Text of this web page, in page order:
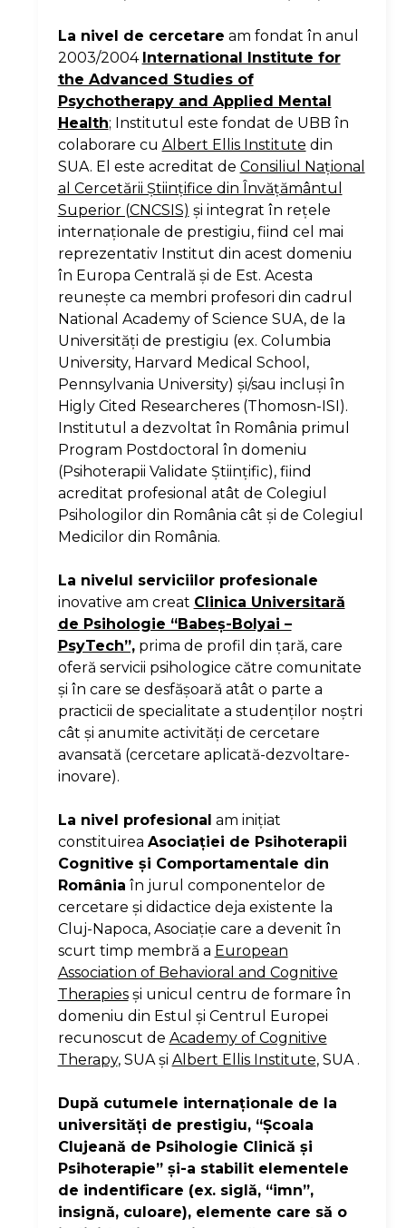
La nivel de cercetare am fondat în anul
2003/2004 International Institute for
the Advanced Studies of
Psychotherapy and Applied Mental
Health; Institutul este fondat de UBB în
colaborare cu Albert Ellis Institute din
SUA. El este acreditat de Consiliul Naţional
al Cercetării Ştiinţifice din Învăţământul
Superior (CNCSIS) şi integrat în reţele
internaţionale de prestigiu, fiind cel mai
reprezentativ Institut din acest domeniu
în Europa Centrală şi de Est. Acesta
reunește ca membri profesori din cadrul
National Academy of Science SUA, de la
Universităţi de prestigiu (ex. Columbia
University, Harvard Medical School,
Pennsylvania University) şi/sau incluşi în
Higly Cited Researcheres (Thomosn-ISI).
Institutul a dezvoltat în România primul
Program Postdoctoral în domeniu
(Psihoterapii Validate Ştiinţific), fiind
acreditat profesional atât de Colegiul
Psihologilor din România cât şi de Colegiul
Medicilor din România.
La nivelul serviciilor profesionale
inovative am creat Clinica Universitară
de Psihologie “Babeş-Bolyai –
PsyTech”,prima de profil din ţară, care
oferă servicii psihologice către comunitate
şi în care se desfăşoară atât o parte a
practicii de specialitate a studenţilor noştri
cât şi anumite activităţi de cercetare
avansată (cercetare aplicată-dezvoltare-
inovare).
La nivel profesional am iniţiat
constituirea Asociaţiei de Psihoterapii
Cognitive şi Comportamentale din
România în jurul componentelor de
cercetare şi didactice deja existente la
Cluj-Napoca, Asociaţie care a devenit în
scurt timp membră a European
Association of Behavioral and Cognitive
Therapiesşi unicul centru de formare în
domeniu din Estul şi Centrul Europei
recunoscut de Academy of Cognitive
Therapy, SUA şi Albert Ellis Institute, SUA .
După cutumele internaţionale de la
universităţi de prestigiu, “Şcoala
Clujeană de Psihologie Clinică şi
Psihoterapie” şi-a stabilit elementele
de indentificare (ex. siglă, “imn”,
insignă, culoare), elemente care să o